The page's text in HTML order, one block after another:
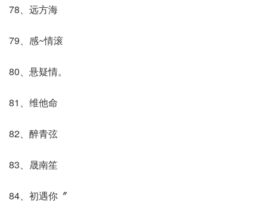
78、远方海
79、感~情滚
80、悬疑情。
81、维他命
82、醉青弦
83、晟南笙
84、初遇你〞